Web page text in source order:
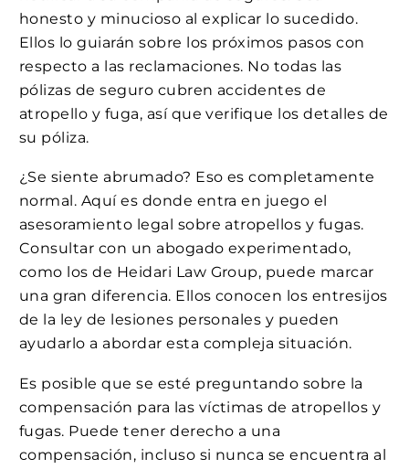
honesto y minucioso al explicar lo sucedido.
Ellos lo guiarán sobre los próximos pasos con
respecto a las reclamaciones. No todas las
pólizas de seguro cubren accidentes de
atropello y fuga, así que verifique los detalles de
su póliza.
¿Se siente abrumado? Eso es completamente
normal. Aquí es donde entra en juego el
asesoramiento legal sobre atropellos y fugas.
Consultar con un abogado experimentado,
como los de Heidari Law Group, puede marcar
una gran diferencia. Ellos conocen los entresijos
de la ley de lesiones personales y pueden
ayudarlo a abordar esta compleja situación.
Es posible que se esté preguntando sobre la
compensación para las víctimas de atropellos y
fugas. Puede tener derecho a una
compensación, incluso si nunca se encuentra al